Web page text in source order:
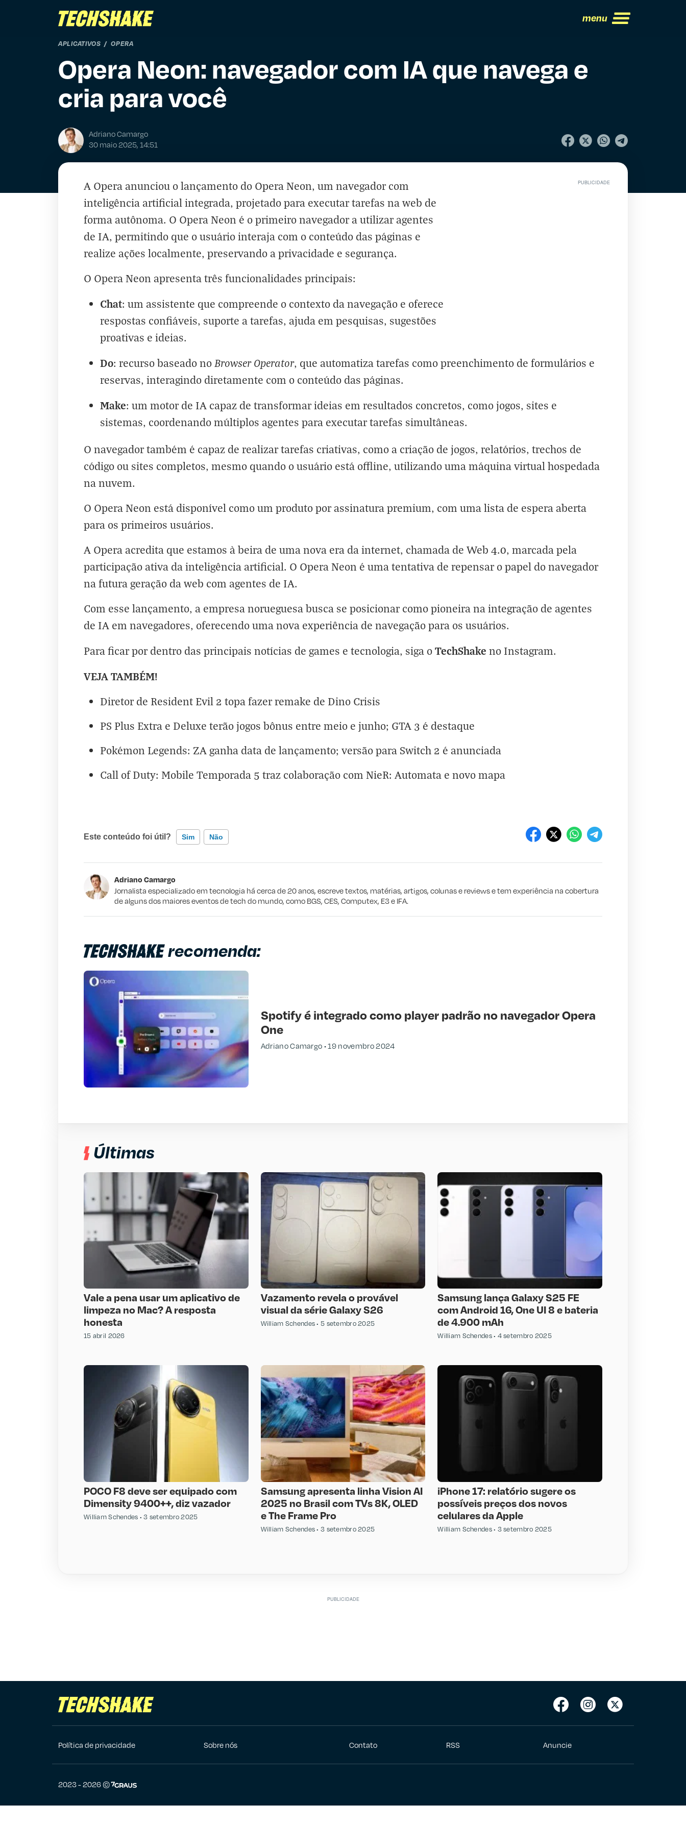
menu
APLICATIVOS OPERA
Opera Neon: navegador com IA que navega e
cria para você
Adriano Camargo
30 maio 2025, 14:51
A Opera anunciou o lançamento do Opera Neon, um navegador com
inteligência artificial integrada, projetado para executar tarefas na web de
forma autônoma. O Opera Neon é o primeiro navegador a utilizar agentes
de IA, permitindo que o usuário interaja com o conteúdo das páginas e
realize ações localmente, preservando a privacidade e segurança.
O Opera Neon apresenta três funcionalidades principais:
Chat: um assistente que compreende o contexto da navegação e oferece
respostas confiáveis, suporte a tarefas, ajuda em pesquisas, sugestões
proativas e ideias.
Do: recurso baseado no Browser Operator, que automatiza tarefas como preenchimento de formulários e
reservas, interagindo diretamente com o conteúdo das páginas.
Make: um motor de IA capaz de transformar ideias em resultados concretos, como jogos, sites e
sistemas, coordenando múltiplos agentes para executar tarefas simultâneas.
O navegador também é capaz de realizar tarefas criativas, como a criação de jogos, relatórios, trechos de
código ou sites completos, mesmo quando o usuário está offline, utilizando uma máquina virtual hospedada
na nuvem.
O Opera Neon está disponível como um produto por assinatura premium, com uma lista de espera aberta
para os primeiros usuários.
A Opera acredita que estamos à beira de uma nova era da internet, chamada de Web 4.0, marcada pela
participação ativa da inteligência artificial. O Opera Neon é uma tentativa de repensar o papel do navegador
na futura geração da web com agentes de IA.
Com esse lançamento, a empresa norueguesa busca se posicionar como pioneira na integração de agentes
de IA em navegadores, oferecendo uma nova experiência de navegação para os usuários.
Para ficar por dentro das principais notícias de games e tecnologia, siga oTechShake no Instagram.
VEJA TAMBÉM!
Diretor de Resident Evil 2 topa fazer remake de Dino Crisis
PS Plus Extra e Deluxe terão jogos bônus entre meio e junho; GTA 3 é destaque
Pokémon Legends: ZA ganha data de lançamento; versão para Switch 2 é anunciada
Call of Duty: Mobile Temporada 5 traz colaboração com NieR: Automata e novo mapa
Este conteúdo foi útil? Sim Não
Este conteúdo não tem a informação que procuro
Adriano Camargo
Jornalista especializado em tecnologia há cerca de 20 anos, escreve textos, matérias, artigos, colunas e reviews e tem experiência na cobertura
de alguns dos maiores eventos de tech do mundo, como BGS, CES, Computex, E3 e IFA.
recomenda:
Spotify é integrado como player padrão no navegador Opera
One
Adriano Camargo 19 novembro 2024
Últimas
Vale a pena usar um aplicativo de
limpeza no Mac? A resposta
honesta
15 abril 2026
Vazamento revela o provável
visual da série Galaxy S26
William Schendes 5 setembro 2025
Samsung lança Galaxy S25 FE
com Android 16, One UI 8 e bateria
de 4.900 mAh
William Schendes 4 setembro 2025
POCO F8 deve ser equipado com
Dimensity 9400++, diz vazador
William Schendes 3 setembro 2025
Samsung apresenta linha Vision AI
2025 no Brasil com TVs 8K, OLED
e The Frame Pro
William Schendes 3 setembro 2025
iPhone 17: relatório sugere os
possíveis preços dos novos
celulares da Apple
William Schendes 3 setembro 2025
Política de privacidade Sobre nós Contato RSS Anuncie
2023 - 2026 ©7Graus